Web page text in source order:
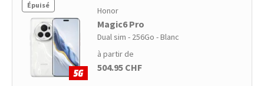
Épuisé Honor
Magic6 Pro
Dual sim - 256Go - Blanc
à partir de
504.95 CHF